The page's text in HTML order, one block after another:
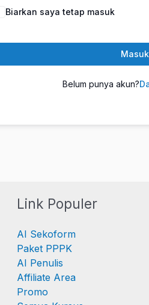
Biarkan saya tetap masuk
Masuk
Belum punya akun?
Link Populer
AI Sekoform
Paket PPPK
AI Penulis
Affiliate Area
Promo